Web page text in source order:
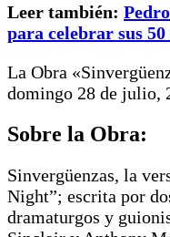
Leer también:
para celebrar sus
La Obra
domingo 28 de julio,
Sobre la Obra:
Sinvergüenzas, la
Night”; escrita por
dramaturgos y